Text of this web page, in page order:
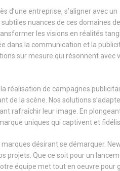
d’une entreprise, s’aligner avec un
nuances de ces domaines
les visions en réalités
dans la communication et la
sur mesure qui résonnent avec
réalisation de campagnes
de la scène. Nos solutions
rafraîchir leur image. En
uniques qui captivent et
désirant se démarquer.
projets. Que ce soit pour un
équipe met tout en oeuvre pour